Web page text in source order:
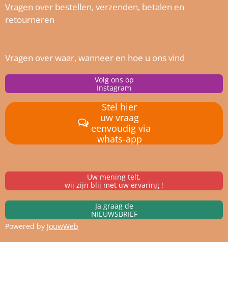
Vragen over bestellen, verzenden, betalen en
retourneren
Vragen over waar, wanneer en hoe u ons vind
Volg ons op
Instagram
Stel hier
uw vraag
eenvoudig via
whats-app
Uw mening telt,
wij zijn blij met uw ervaring !
Ja graag de
NIEUWSBRIEF
Powered by JouwWeb